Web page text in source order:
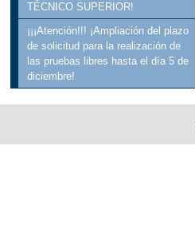
TÉCNICO SUPERIOR!
¡¡¡Atención!!! ¡Ampliación del plazo
de solicitud para la realización de
las pruebas libres hasta el día 5 de
diciembre!